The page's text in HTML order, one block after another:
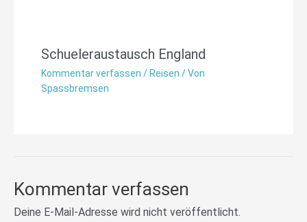
Schueleraustausch England
Kommentar verfassen / Reisen / Von
Spassbremsen
Kommentar verfassen
Deine E-Mail-Adresse wird nicht veröffentlicht.